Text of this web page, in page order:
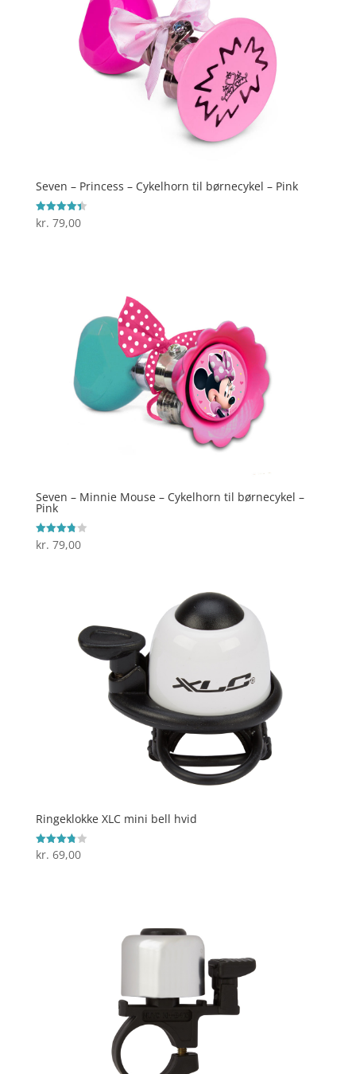
Seven – Princess – Cykelhorn til børnecykel – Pink
Vurderet
4.4
kr. 79,00
Seven – Minnie Mouse – Cykelhorn til børnecykel –
Pink
Vurderet
3.8
kr. 79,00
Ringeklokke XLC mini bell hvid
Vurderet
3.8
kr. 69,00